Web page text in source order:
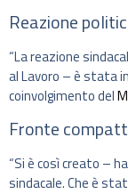
Reazione
“La reazione
al Lavoro – è stata
coinvolgimento del
Fronte
“Si è così creato –
sindacale. Che è